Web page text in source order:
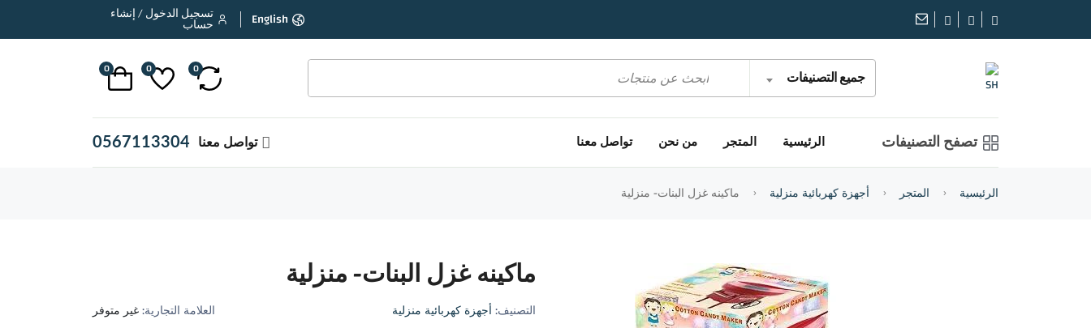
English تسجيل الدخول / إنشاء
حساب
جميع التصنيفات
0
0
0
تصفح التصنيفات الرئيسية المتجر من نحن تواصل معنا تواصل معنا 0567113304
الرئيسية المتجر أجهزة كهربائية منزلية ماكينه غزل البنات- منزلية
ماكينه غزل البنات- منزلية
التصنيف:أجهزة كهربائية منزلية العلامة التجارية:غير متوفر